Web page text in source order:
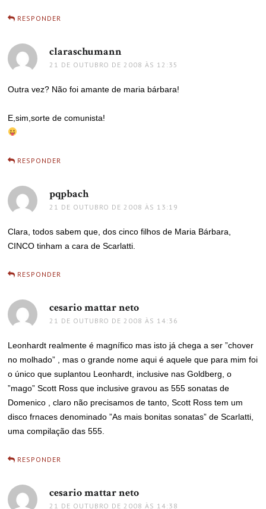
RESPONDER
claraschumann
21 DE OUTUBRO DE 2008 ÀS 12:35
Outra vez? Não foi amante de maria bárbara!
E,sim,sorte de comunista!
RESPONDER
pqpbachdisse:
21 DE OUTUBRO DE 2008 ÀS 13:19
Clara, todos sabem que, dos cinco filhos de Maria Bárbara,
CINCO tinham a cara de Scarlatti.
RESPONDER
cesario mattar neto
21 DE OUTUBRO DE 2008 ÀS 14:36
Leonhardt realmente é magnífico mas isto já chega a ser ”chover
no molhado” , mas o grande nome aqui é aquele que para mim foi
o único que suplantou Leonhardt, inclusive nas Goldberg, o
”mago” Scott Ross que inclusive gravou as 555 sonatas de
Domenico , claro não precisamos de tanto, Scott Ross tem um
disco frnaces denominado ”As mais bonitas sonatas” de Scarlatti,
uma compilação das 555.
RESPONDER
cesario mattar neto
21 DE OUTUBRO DE 2008 ÀS 14:38